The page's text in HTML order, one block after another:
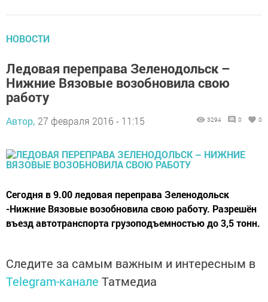
НОВОСТИ
Ледовая переправа Зеленодольск –
Нижние Вязовые возобновила свою
работу
Автор, 27 февраля 2016 - 11:15 3294 0 0
Сегодня в 9.00 ледовая переправа Зеленодольск
-Нижние Вязовые возобновила свою работу. Разрешён
въезд автотранспорта грузоподъемностью до 3,5 тонн.
Следите за самым важным и интересным в
Telegram-канале Татмедиа